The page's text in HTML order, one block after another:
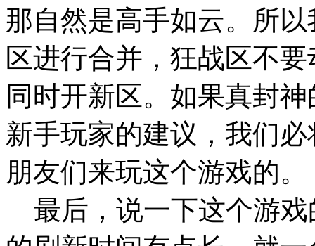
那自然是高手如云。所
区进行合并，狂战区不
同时开新区。如果真封
新手玩家的建议，我们
朋友们来玩这个游戏的。
最后，说一下这个游戏